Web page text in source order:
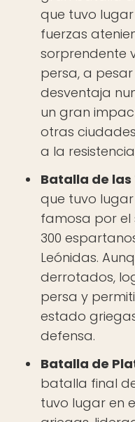
que tuvo lugar
fuerzas
sorprendente
persa, a
desventaja
un gran
otras
a la
Batalla de
que tuvo lugar
famosa por el
300
Leónidas.
derrotados,
persa y
estado
defensa.
Batalla de
batalla final
tuvo lugar en